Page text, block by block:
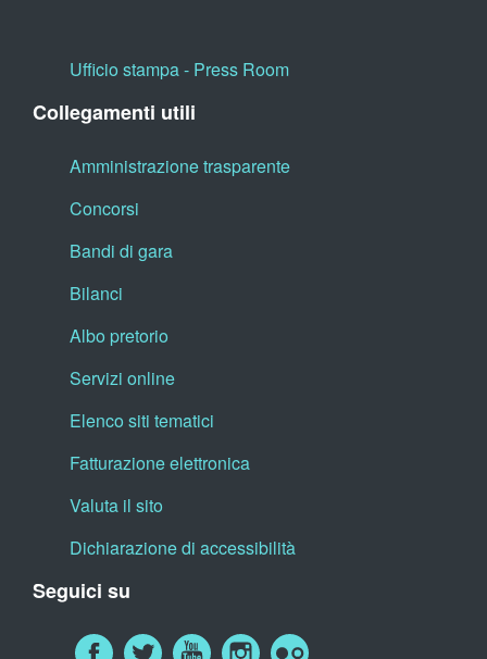
Ufficio stampa - Press Room
Collegamenti utili
Amministrazione trasparente
Concorsi
Bandi di gara
Bilanci
Albo pretorio
Servizi online
Elenco siti tematici
Fatturazione elettronica
Valuta il sito
Dichiarazione di accessibilità
Seguici su